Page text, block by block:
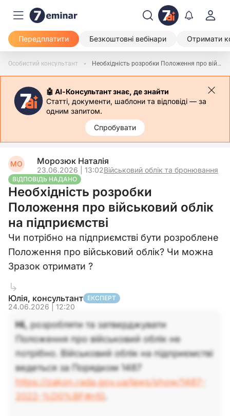
Передплатити Безкоштовні вебінари Отримати
Особистий консультант Необхідність розробки Положення про військовий облік на підприємстві
🤖 АІ-Консультант знає, де знайти
Статті, документи, шаблони та відповіді — за
одним запитом.
Спробувати
МО Морозюк Наталія
23.06.2026 | 13:02Військовий облік та бронювання
ВІДПОВІДЬ НАДАНО
Необхідність розробки
Положення про військовий облік
на підприємстві
Чи потрібно на підприємстві бути розроблене
Положення про військовий облік? Чи можна
Зразок отримати ?
Юлія, консультант ЕКСПЕРТ
24.06.2026 | 12:20
Ні,розробляти та затверджувати
Положення про військовий облік не
потрібно. Військовий облік на підприємстві
ведеться за Порядком 1487
https://zakon.rada.gov.ua/laws/show/1487-
2022-%D0%BF#n10.